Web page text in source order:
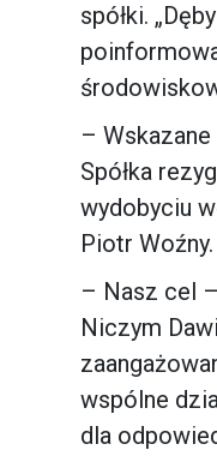
spółki.
–
Spółka
wydobyciu
Piotr Woźny.
– Nasz cel
Niczym
wspólne
dla